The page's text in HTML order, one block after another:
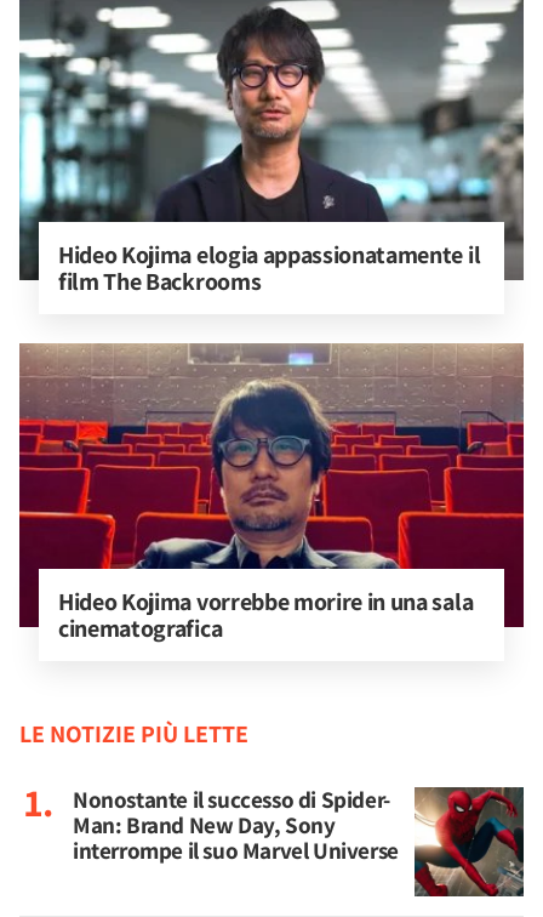
Hideo Kojima elogia appassionatamente il
film The Backrooms
Hideo Kojima vorrebbe morire in una sala
cinematografica
LE NOTIZIE PIÙ LETTE
Nonostante il successo di Spider-
Man: Brand New Day, Sony
interrompe il suo Marvel Universe